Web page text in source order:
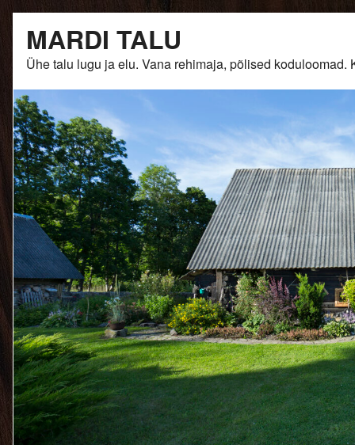
content
MARDI TALU
Ühe talu lugu ja elu. Vana rehimaja, põlised